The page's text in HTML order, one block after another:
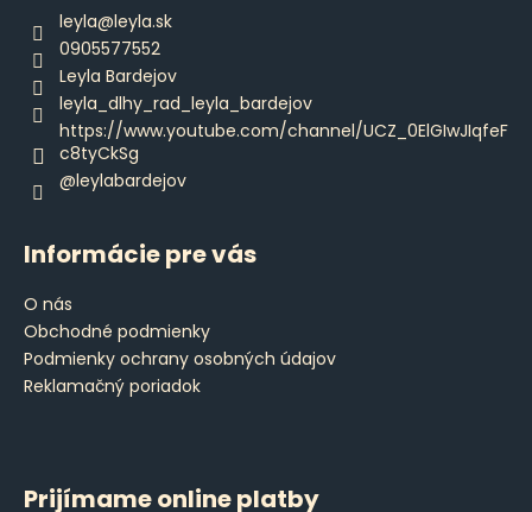
s
ť
?
HĽADAŤ
O
d
ú
leyla@leyla.sk
0905577552
Leyla Bardejov
leyla_dlhy_rad_leyla_bardejov
https://www.youtube.com/channel/UCZ_0ElGIwJIqfeF
c8tyCkSg
@leylabardejov
Informácie pre vás
O nás
Obchodné podmienky
Podmienky ochrany osobných údajov
Reklamačný poriadok
Prijímame online platby